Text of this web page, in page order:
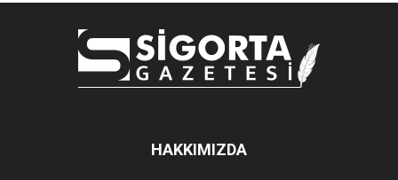
HAKKIMIZDA